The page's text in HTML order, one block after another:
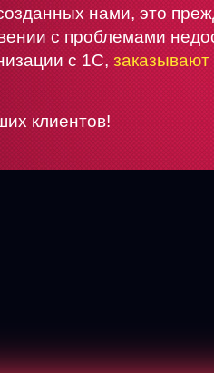
нами, это
с проблемами
с 1С,
клиентов!